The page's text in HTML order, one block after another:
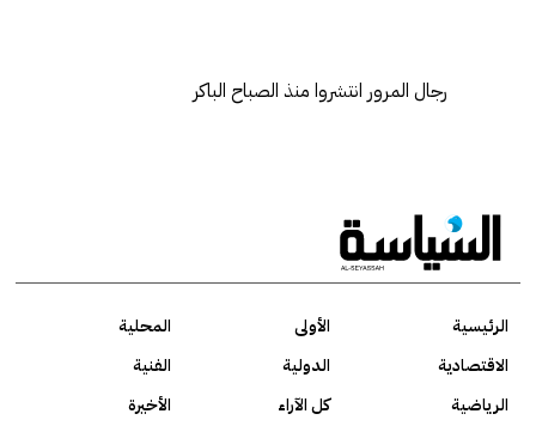
رجال المرور انتشروا منذ الصباح الباكر
الرئيسية الأولى
المحلية
الاقتصادية
الدولية
الفنية
الرياضية
كل الآراء
الأخيرة